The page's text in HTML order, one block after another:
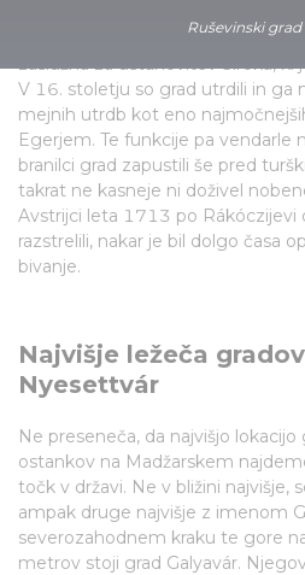
Ruševinski
vdoru, nato pa ga je Karel Robert
Družina Tari, ki je bila lastnica
zaslužna za ustanovitev Siroka,
V 16. stoletju so grad utrdili in ga
mejnih utrdb kot eno
Egerjem. Te funkcije pa vendarle
branilci grad zapustili še pred
takrat ne kasneje ni doživel
Avstrijci leta 1713 po Rákóczijevi
razstrelili, nakar je bil dolgo časa
bivanje.
Najvišje ležeča
Nyesettvár
Ne preseneča, da najvišjo
ostankov na Madžarskem
točk v državi. Ne v bližini najvišje,
ampak druge najvišje z imenom
severozahodnem kraku te gore
metrov stoji grad Galyavár.